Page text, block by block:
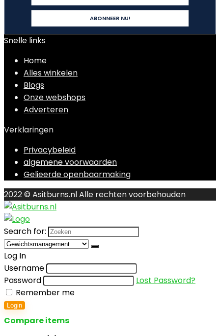
Snelle links
Home
Alles winkelen
Blogs
Onze webshops
Adverteren
Verklaringen
Privacybeleid
algemene voorwaarden
Gelieerde openbaarmaking
2022 © Asitburns.nl Alle rechten voorbehouden
Search for:
Log In
Username
Password
Lost Password?
Remember me
Login
Compare items